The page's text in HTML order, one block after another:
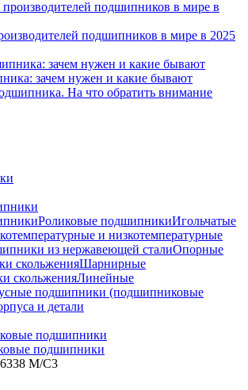
подшипников в мире в 2025
зачем нужен и какие бывают
На что обратить внимание
Роликовые подшипникиИгольчатые
и низкотемпературные
из нержавеющей сталиОпорные
скольженияШарнирные
скольженияЛинейные
подшипники (подшипниковые
и детали
подшипники
подшипники
M/C3